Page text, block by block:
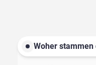
Woher stammen